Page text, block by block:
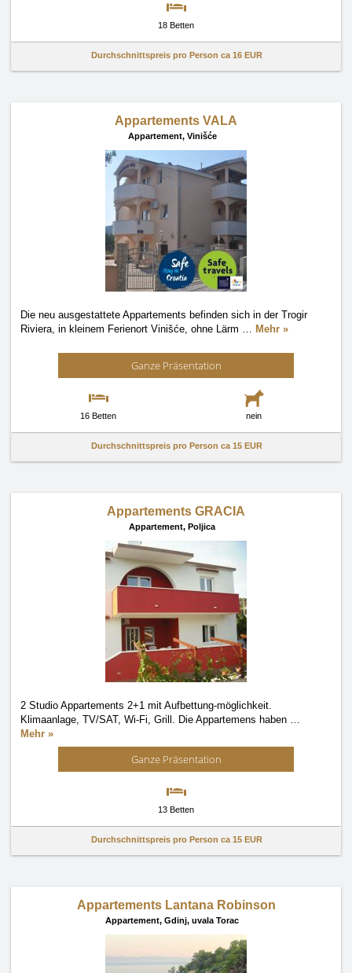
18 Betten
Durchschnittspreis pro Person ca 16 EUR
Appartements VALA
Appartement, Vinišće
Die neu ausgestattete Appartements befinden sich in der Trogir
Riviera, in kleinem Ferienort Vinišće, ohne Lärm … Mehr »
Ganze Präsentation
16 Betten nein
Durchschnittspreis pro Person ca 15 EUR
Appartements GRACIA
Appartement, Poljica
2 Studio Appartements 2+1 mit Aufbettung-möglichkeit.
Klimaanlage, TV/SAT, Wi-Fi, Grill. Die Appartemens haben …
Mehr »
Ganze Präsentation
13 Betten
Durchschnittspreis pro Person ca 15 EUR
Appartements Lantana Robinson
Appartement, Gdinj, uvala Torac